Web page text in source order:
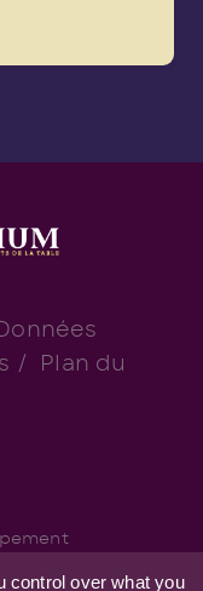
Données
/
Plan du
control over what you